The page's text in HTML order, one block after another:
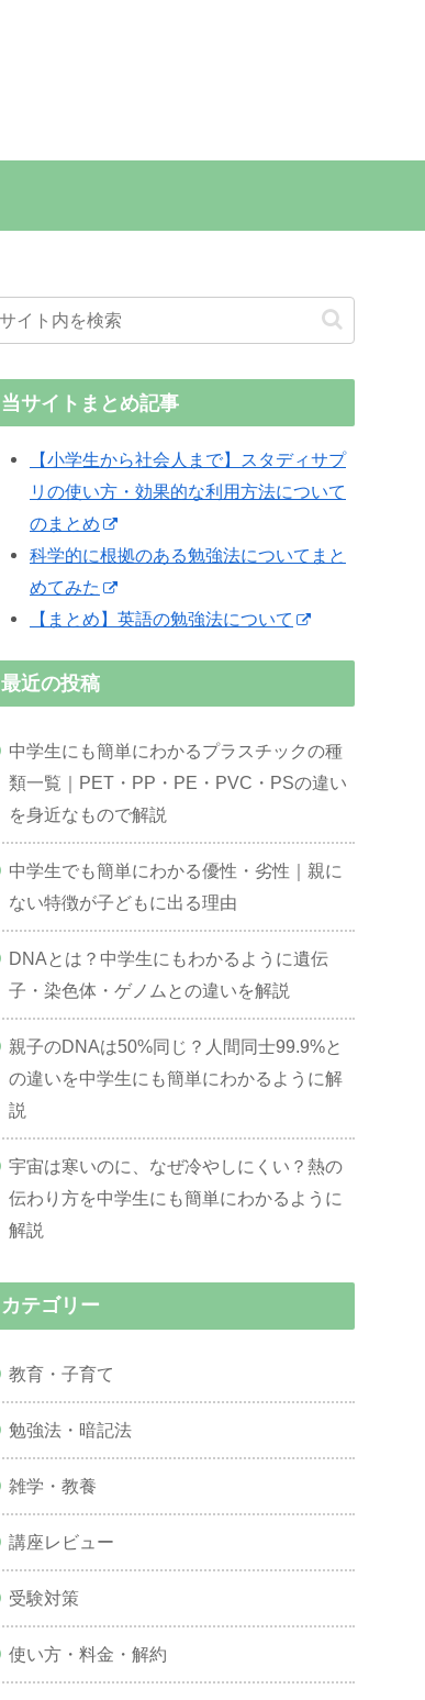
当サイトまとめ記事
【小学生から社会人まで】スタディサプ
リの使い方・効果的な利用方法について
のまとめ
科学的に根拠のある勉強法についてまと
めてみた
【まとめ】英語の勉強法について
最近の投稿
中学生にも簡単にわかるプラスチックの種
類一覧｜PET・PP・PE・PVC・PSの違い
を身近なもので解説
中学生でも簡単にわかる優性・劣性｜親に
ない特徴が子どもに出る理由
DNAとは？中学生にもわかるように遺伝
子・染色体・ゲノムとの違いを解説
親子のDNAは50%同じ？人間同士99.9%と
の違いを中学生にも簡単にわかるように解
説
宇宙は寒いのに、なぜ冷やしにくい？熱の
伝わり方を中学生にも簡単にわかるように
解説
カテゴリー
教育・子育て
勉強法・暗記法
雑学・教養
講座レビュー
受験対策
使い方・料金・解約